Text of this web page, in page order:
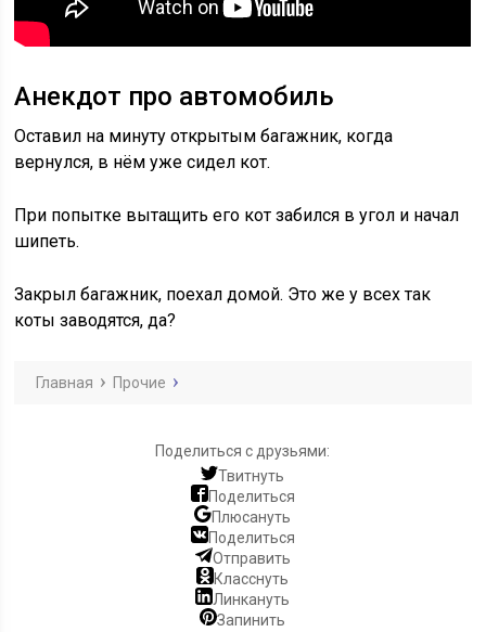
Анекдот про автомобиль
Оставил на минуту открытым багажник, когда
вернулся, в нём уже сидел кот.
При попытке вытащить его кот забился в угол и начал
шипеть.
Закрыл багажник, поехал домой. Это же у всех так
коты заводятся, да?
Главная Прочие
Поделиться с друзьями:
Твитнуть
Поделиться
Плюсануть
Поделиться
Отправить
Класснуть
Линкануть
Запинить